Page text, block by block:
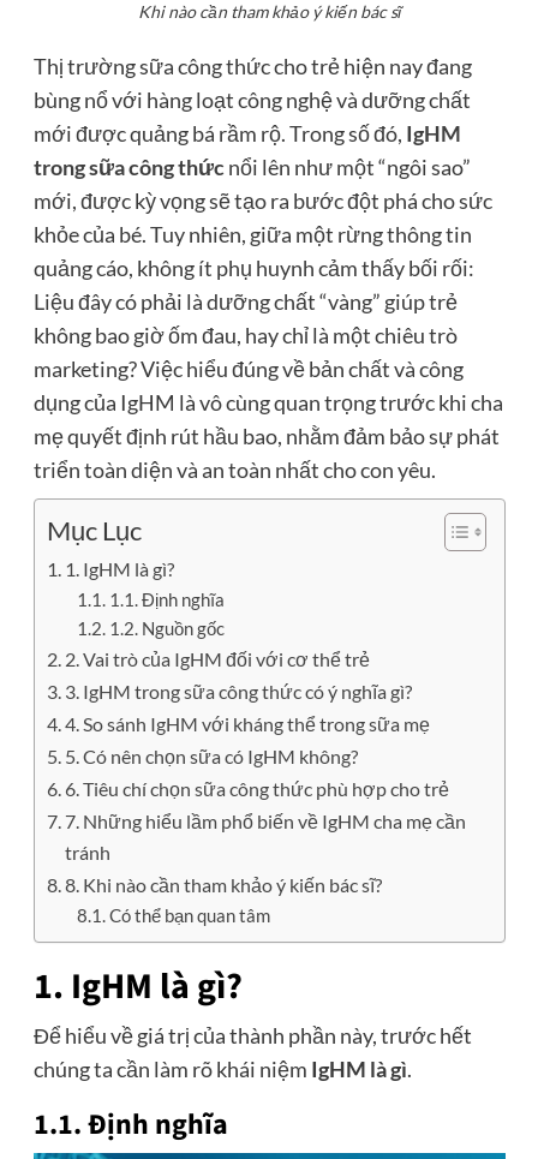
Khi nào cần tham khảo ý kiến bác sĩ
Thị trườngsữa công thức cho trẻhiện nay đang
bùng nổ với hàng loạt công nghệ và dưỡng chất
mới được quảng bá rầm rộ. Trong số đó, IgHM
trong sữa công thứcnổi lên như một “ngôi sao”
mới, được kỳ vọng sẽ tạo ra bước đột phá cho sức
khỏe của bé. Tuy nhiên, giữa một rừng thông tin
quảng cáo, không ít phụ huynh cảm thấy bối rối:
Liệu đây có phải là dưỡng chất “vàng” giúp trẻ
không bao giờ ốm đau, hay chỉ là một chiêu trò
marketing? Việc hiểu đúng về bản chất và công
dụng của IgHM là vô cùng quan trọng trước khi cha
mẹ quyết định rút hầu bao, nhằm đảm bảo sự phát
triển toàn diện và an toàn nhất cho con yêu.
Mục Lục
1. IgHM là gì?
1.1. Định nghĩa
1.2. Nguồn gốc
2. Vai trò của IgHM đối với cơ thể trẻ
3. IgHM trong sữa công thức có ý nghĩa gì?
4. So sánh IgHM với kháng thể trong sữa mẹ
5. Có nên chọn sữa có IgHM không?
6. Tiêu chí chọn sữa công thức phù hợp cho trẻ
7. Những hiểu lầm phổ biến về IgHM cha mẹ cần
tránh
8. Khi nào cần tham khảo ý kiến bác sĩ?
Có thể bạn quan tâm
1. IgHM là gì?
Để hiểu về giá trị của thành phần này, trước hết
chúng ta cần làm rõ khái niệm IgHM là gì.
1.1. Định nghĩa